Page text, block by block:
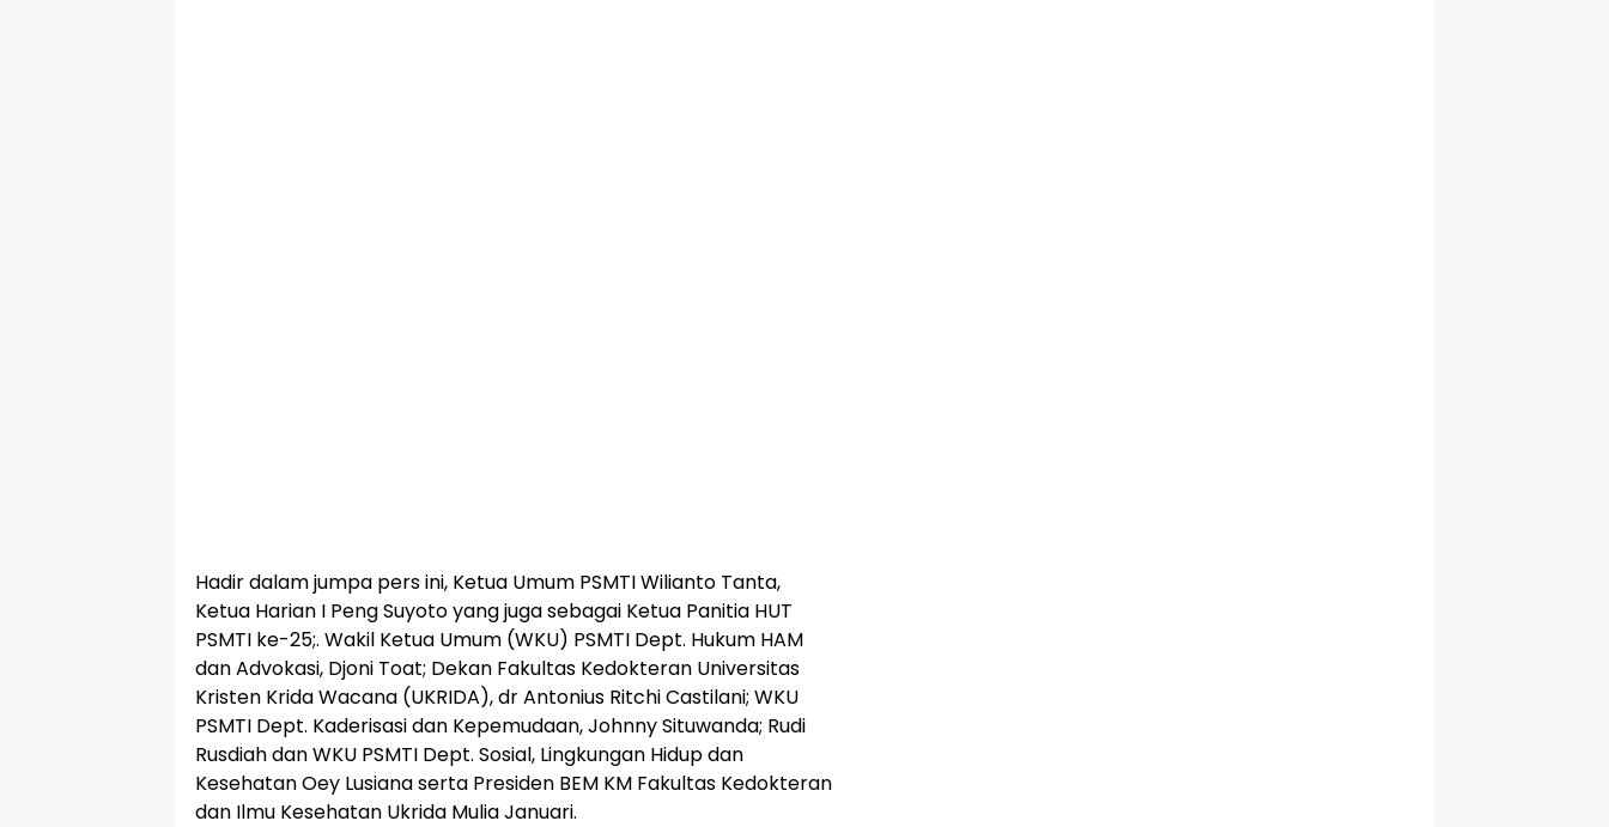
Hadir dalam jumpa pers ini, Ketua Umum PSMTI Wilianto Tanta,
Ketua Harian I Peng Suyoto yang juga sebagai Ketua Panitia HUT
PSMTI ke-25;. Wakil Ketua Umum (WKU) PSMTI Dept. Hukum HAM
dan Advokasi, Djoni Toat; Dekan Fakultas Kedokteran Universitas
Kristen Krida Wacana (UKRIDA), dr Antonius Ritchi Castilani; WKU
PSMTI Dept. Kaderisasi dan Kepemudaan, Johnny Situwanda; Rudi
Rusdiah dan WKU PSMTI Dept. Sosial, Lingkungan Hidup dan
Kesehatan Oey Lusiana serta Presiden BEM KM Fakultas Kedokteran
dan Ilmu Kesehatan Ukrida Mulia Januari.